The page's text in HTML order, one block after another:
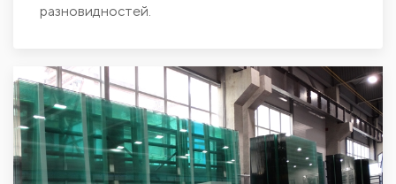
разновидностей.